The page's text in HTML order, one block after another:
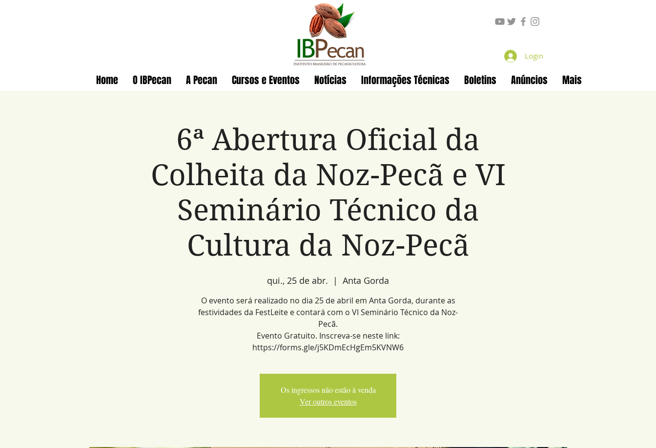
Login
Home O IBPecan A Pecan Cursos e Eventos Notícias Informações Técnicas Boletins Anúncios Mais
6ª Abertura Oficial da
Colheita da Noz-Pecã e VI
Seminário Técnico da
Cultura da Noz-Pecã
qui., 25 de abr.
  |
Anta Gorda
O evento será realizado no dia 25 de abril em Anta Gorda, durante as
festividades da FestLeite e contará com o VI Seminário Técnico da Noz-
Pecã.
Evento Gratuito. Inscreva-se neste link:
https://forms.gle/j5KDmEcHgEm5KVNW6
Os ingressos não estão à venda
Ver outros eventos